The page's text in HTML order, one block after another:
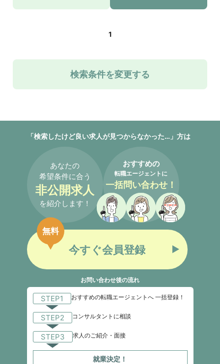
1
検索条件を変更する
「検索したけど良い求人が見つからなかった…」方は
あなたの
希望条件に合う
非公開求人
を紹介します！
おすすめの
転職エージェントに
一括問い合わせ！
今すぐ会員登録
無料
お問い合わせ後の流れ
STEP1 おすすめの転職エージェントへ 一括登録！
STEP2 コンサルタントに相談
STEP3 求人のご紹介・面接
就業決定！